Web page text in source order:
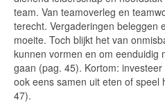
team. Van teamoverleg en
terecht. Vergaderingen beleggen
moeite. Toch blijkt het van
kunnen vormen en om eenduidig
gaan (pag. 45). Kortom:
ook eens samen uit eten of speel
47).